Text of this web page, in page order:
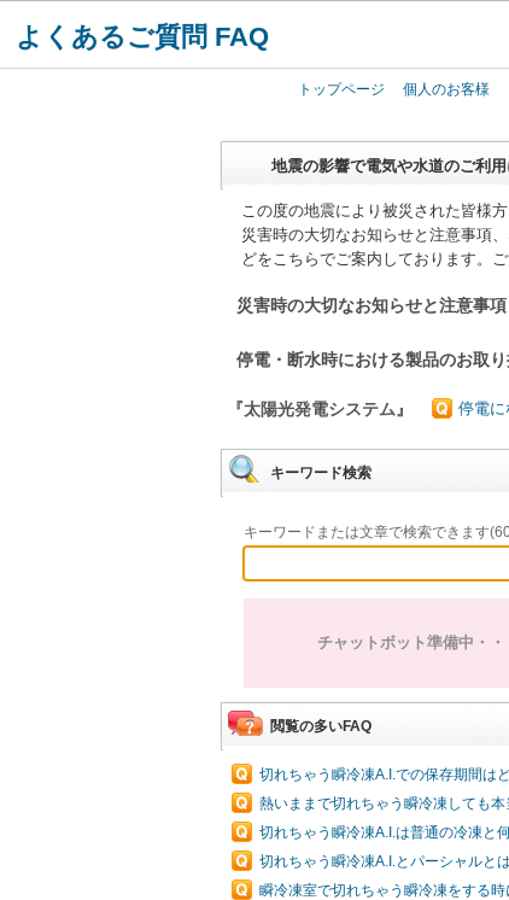
よくあるご質問 FAQ
トップページ 個人のお客様
地震の影響で電気や水道のご利
この度の地震により被災された皆様
災害時の大切なお知らせと注意事項
どをこちらでご案内しております。ご
災害時の大切なお知らせと注意事項
停電・断水時における製品のお取
『太陽光発電システム』 停電に
キーワード検索
キーワードまたは文章で検索できます
チャットボット準備中・・
閲覧の多いFAQ
切れちゃう瞬冷凍A.I.での保存期間は
熱いままで切れちゃう瞬冷凍しても
切れちゃう瞬冷凍A.I.は普通の冷凍と
切れちゃう瞬冷凍A.I.とパーシャルと
瞬冷凍室で切れちゃう瞬冷凍をする